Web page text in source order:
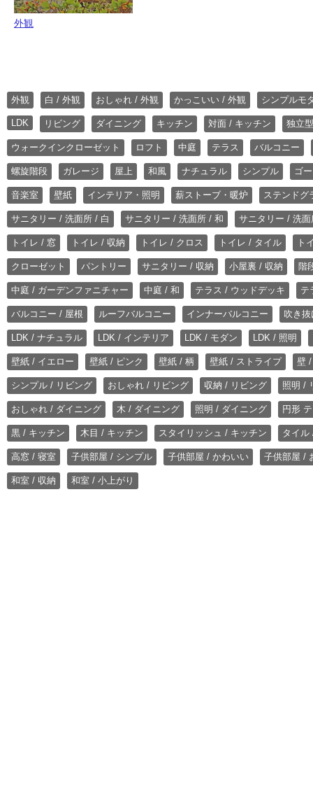
外観
外観 白 / 外観 おしゃれ / 外観 かっこいい / 外観 シンプルモ
LDK リビング ダイニング キッチン 対面 / キッチン 独立
ウォークインクローゼット ロフト 中庭 テラス バルコニー
螺旋階段 ガレージ 屋上 和風 ナチュラル シンプル ゴ
音楽室 壁紙 インテリア・照明 薪ストーブ・暖炉 ステンドグ
サニタリー / 洗面所 / 白 サニタリー / 洗面所 / 和 サニタリー / 洗
トイレ / 窓 トイレ / 収納 トイレ / クロス トイレ / タイル ト
クローゼット パントリー サニタリー / 収納 小屋裏 / 収納 階
中庭 / ガーデンファニチャー 中庭 / 和 テラス / ウッドデッキ テ
バルコニー / 屋根 ルーフバルコニー インナーバルコニー 吹き
LDK / ナチュラル LDK / インテリア LDK / モダン LDK / 照明
壁紙 / イエロー 壁紙 / ピンク 壁紙 / 柄 壁紙 / ストライプ 壁
シンプル / リビング おしゃれ / リビング 収納 / リビング 照明 /
おしゃれ / ダイニング 木 / ダイニング 照明 / ダイニング 円形
黒 / キッチン 木目 / キッチン スタイリッシュ / キッチン タイル
高窓 / 寝室 子供部屋 / シンプル 子供部屋 / かわいい 子供部屋 /
和室 / 収納 和室 / 小上がり